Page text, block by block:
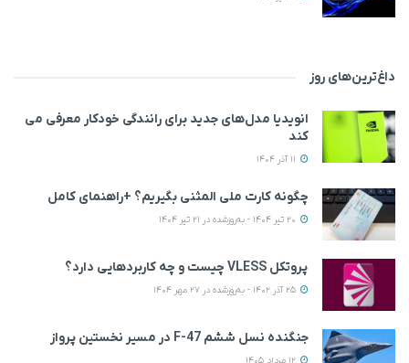
داغ‌ترین‌های روز
انویدیا مدل‌های جدید برای رانندگی خودکار معرفی می
کند
چگونه کارت ملی المثنی بگیریم؟ +راهنمای کامل
پروتکل VLESS چیست و چه کاربردهایی دارد؟
جنگنده نسل ششم F-47 در مسیر نخستین پرواز